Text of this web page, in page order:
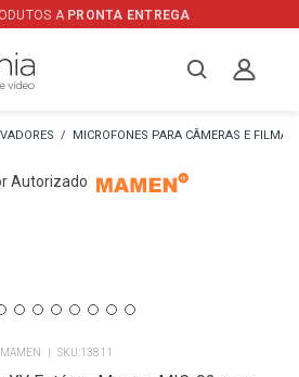
A PRONTA ENTREGA
MICROFONES PARA CÂMERAS E
Autorizado
MAMEN 13811